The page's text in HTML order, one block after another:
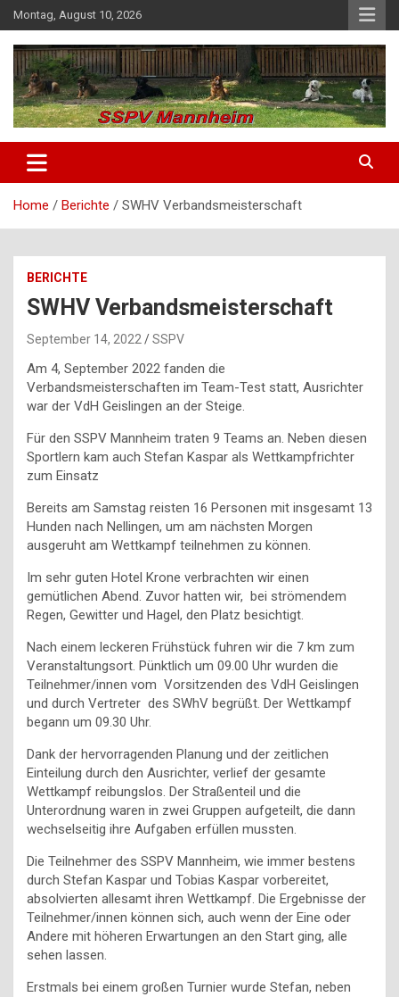
Skip
to
content
Montag, August 10, 2026
SSPV Mannheim
Home Berichte SWHV Verbandsmeisterschaft
BERICHTE
SWHV Verbandsmeisterschaft
September 14, 2022 SSPV
Am 4, September 2022 fanden die
Verbandsmeisterschaften im Team-Test statt, Ausrichter
war der VdH Geislingen an der Steige.
Für den SSPV Mannheim traten 9 Teams an. Neben diesen
Sportlern kam auch Stefan Kaspar als Wettkampfrichter
zum Einsatz
Bereits am Samstag reisten 16 Personen mit insgesamt 13
Hunden nach Nellingen, um am nächsten Morgen
ausgeruht am Wettkampf teilnehmen zu können.
Im sehr guten Hotel Krone verbrachten wir einen
gemütlichen Abend. Zuvor hatten wir, bei strömendem
Regen, Gewitter und Hagel, den Platz besichtigt.
Nach einem leckeren Frühstück fuhren wir die 7 km zum
Veranstaltungsort. Pünktlich um 09.00 Uhr wurden die
Teilnehmer/innen vom Vorsitzenden des VdH Geislingen
und durch Vertreter des SWhV begrüßt. Der Wettkampf
begann um 09.30 Uhr.
Dank der hervorragenden Planung und der zeitlichen
Einteilung durch den Ausrichter, verlief der gesamte
Wettkampf reibungslos. Der Straßenteil und die
Unterordnung waren in zwei Gruppen aufgeteilt, die dann
wechselseitig ihre Aufgaben erfüllen mussten.
Die Teilnehmer des SSPV Mannheim, wie immer bestens
durch Stefan Kaspar und Tobias Kaspar vorbereitet,
absolvierten allesamt ihren Wettkampf. Die Ergebnisse der
Teilnehmer/innen können sich, auch wenn der Eine oder
Andere mit höheren Erwartungen an den Start ging, alle
sehen lassen.
Erstmals bei einem großen Turnier wurde Stefan, neben